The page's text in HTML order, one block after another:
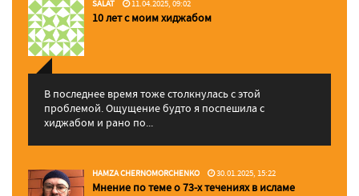
SALAT 11.04.2025, 09:02
10 лет с моим хиджабом
В последнее время тоже столкнулась с этой
проблемой. Ощущение будто я поспешила с
хиджабом и рано по...
HAMZA CHERNOMORCHENKO 30.01.2025, 15:22
Мнение по теме о 73-х течениях в исламе